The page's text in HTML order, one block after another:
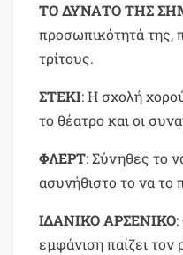
ΤΟ ΔΥΝΑΤΟ ΤΗΣ
προσωπικότητά της,
τρίτους.
ΣΤΕΚΙ: Η σχολή
το θέατρο και οι
ΦΛΕΡΤ: Σύνηθες το
ασυνήθιστο το να το
ΙΔΑΝΙΚΟ ΑΡΣΕΝΙΚΟ
εμφάνιση παίζει τον